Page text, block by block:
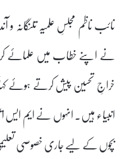
نائب ناظم مجلسِ علمیہ تلنگانہ و
نے اپنے خطاب میں علمائے
خراجِ تحسین پیش کرتے ہوئے
انبیاء ہیں۔ انہوں نے ایم
بچوں کے لیے جاری خصوصی